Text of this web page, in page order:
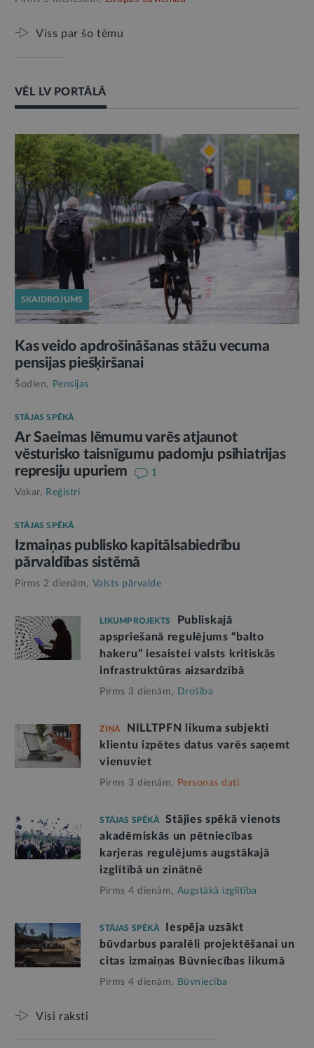
Viss par šo tēmu
VĒL LV PORTĀLĀ
SKAIDROJUMS
Kas veido apdrošināšanas stāžu vecuma
pensijas piešķiršanai
Šodien, Pensijas
STĀJAS SPĒKĀ
Ar Saeimas lēmumu varēs atjaunot
vēsturisko taisnīgumu padomju psihiatrijas
represiju upuriem
1
Vakar, Reģistri
STĀJAS SPĒKĀ
Izmaiņas publisko kapitālsabiedrību
pārvaldības sistēmā
Pirms 2 dienām, Valsts pārvalde
LIKUMPROJEKTS
Publiskajā
apspriešanā regulējums “balto
hakeru” iesaistei valsts kritiskās
infrastruktūras aizsardzībā
Pirms 3 dienām, Drošība
ZIŅA
NILLTPFN likuma subjekti
klientu izpētes datus varēs saņemt
vienuviet
Pirms 3 dienām, Personas dati
STĀJAS SPĒKĀ
Stājies spēkā vienots
akadēmiskās un pētniecības
karjeras regulējums augstākajā
izglītībā un zinātnē
Pirms 4 dienām, Augstākā izglītība
STĀJAS SPĒKĀ
Iespēja uzsākt
būvdarbus paralēli projektēšanai un
citas izmaiņas Būvniecības likumā
Pirms 4 dienām, Būvniecība
Visi raksti